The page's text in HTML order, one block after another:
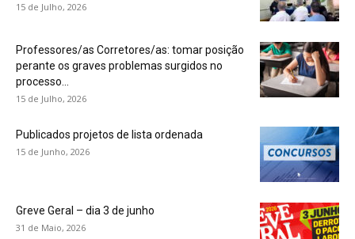
15 de Julho, 2026
Professores/as Corretores/as: tomar posição
perante os graves problemas surgidos no
processo...
15 de Julho, 2026
Publicados projetos de lista ordenada
15 de Junho, 2026
Greve Geral – dia 3 de junho
31 de Maio, 2026